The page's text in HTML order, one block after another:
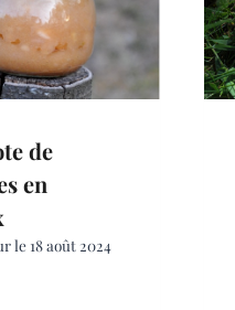
de
en
le 18 août 2024